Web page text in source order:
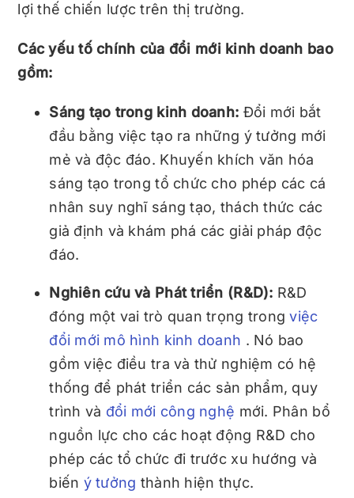
lợi thế chiến lược trên thị trường.
Các yếu tố chính của đổi mới kinh doanh bao
gồm:
Sáng tạo trong kinh doanh: Đổi mới bắt
đầu bằng việc tạo ra những ý tưởng mới
mẻ và độc đáo. Khuyến khích văn hóa
sáng tạo trong tổ chức cho phép các cá
nhân suy nghĩ sáng tạo, thách thức các
giả định và khám phá các giải pháp độc
đáo.
Nghiên cứu và Phát triển (R&D): R&D
đóng một vai trò quan trọng trongviệc
đổi mới mô hình kinh doanh . Nó bao
gồm việc điều tra và thử nghiệm có hệ
thống để phát triển các sản phẩm, quy
trình và đổi mới công nghệ mới. Phân bổ
nguồn lực cho các hoạt động R&D cho
phép các tổ chức đi trước xu hướng và
biến ý tưởng thành hiện thực.